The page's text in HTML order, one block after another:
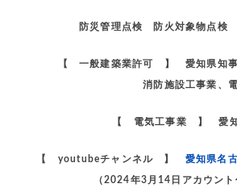
防災管理点検 防火対象物点検
【 一般建築業許可 】 愛知県知
消防施設工事業、
【 電気工事業 】 愛
【 youtubeチャンネル 】 愛知県名
（2024年3月14日アカウン